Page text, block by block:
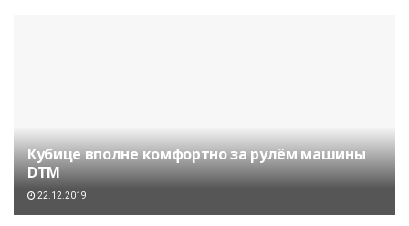
Кубице вполне комфортно за рулём машины
DTM
22.12.2019